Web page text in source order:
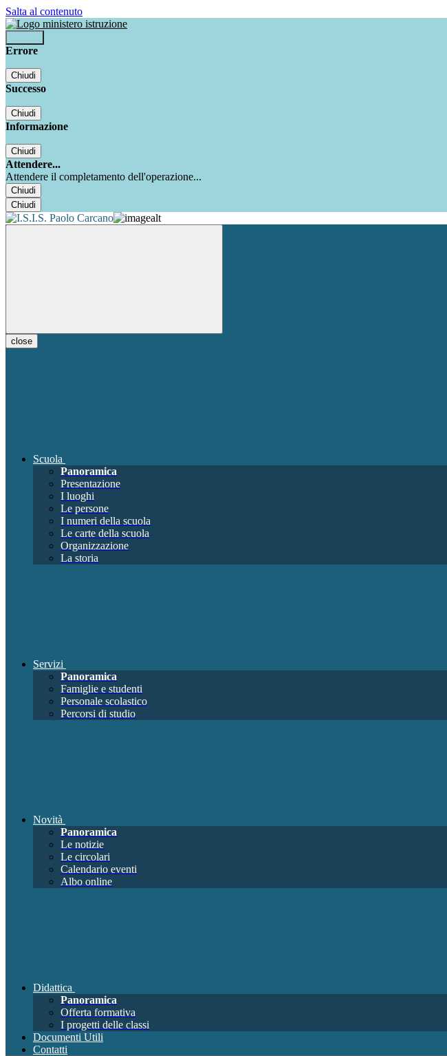
Salta al contenuto
Errore
Chiudi
Successo
Chiudi
Informazione
Chiudi
Attendere...
Attendere il completamento dell'operazione...
Chiudi
Chiudi
close
Scuola
Panoramica
Presentazione
I luoghi
Le persone
I numeri della scuola
Le carte della scuola
Organizzazione
La storia
Servizi
Panoramica
Famiglie e studenti
Personale scolastico
Percorsi di studio
Novità
Panoramica
Le notizie
Le circolari
Calendario eventi
Albo online
Didattica
Panoramica
Offerta formativa
I progetti delle classi
Documenti Utili
Contatti